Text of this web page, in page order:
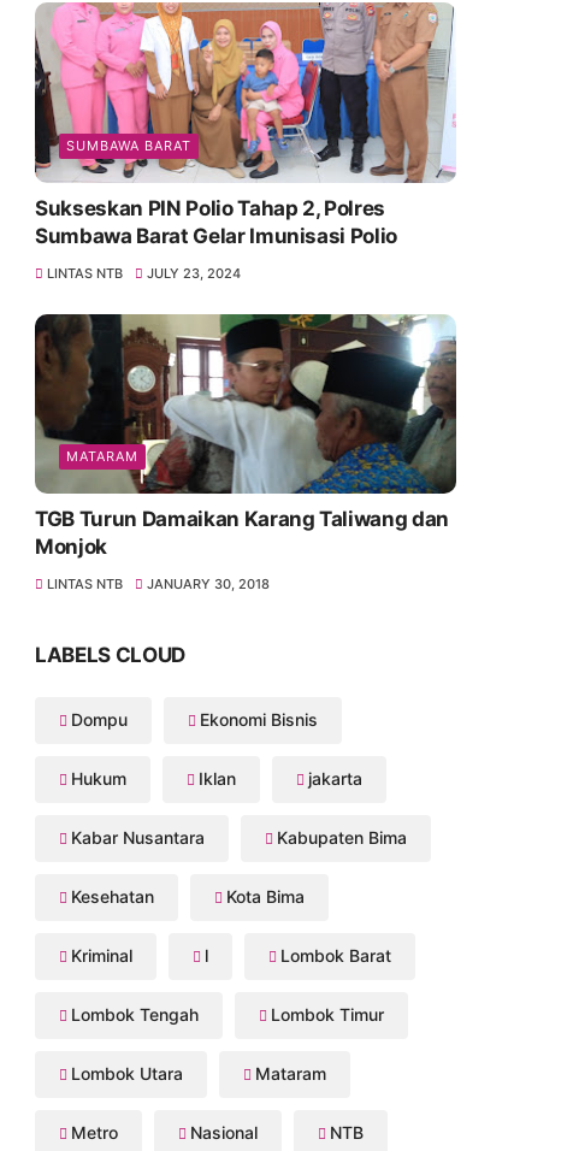
SUMBAWA BARAT
Sukseskan PIN Polio Tahap 2, Polres
Sumbawa Barat Gelar Imunisasi Polio
LINTAS NTB JULY 23, 2024
MATARAM
TGB Turun Damaikan Karang Taliwang dan
Monjok
LINTAS NTB JANUARY 30, 2018
LABELS CLOUD
Dompu Ekonomi Bisnis
Hukum Iklan jakarta
Kabar Nusantara Kabupaten Bima
Kesehatan Kota Bima
Kriminal l Lombok Barat
Lombok Tengah Lombok Timur
Lombok Utara Mataram
Metro Nasional NTB